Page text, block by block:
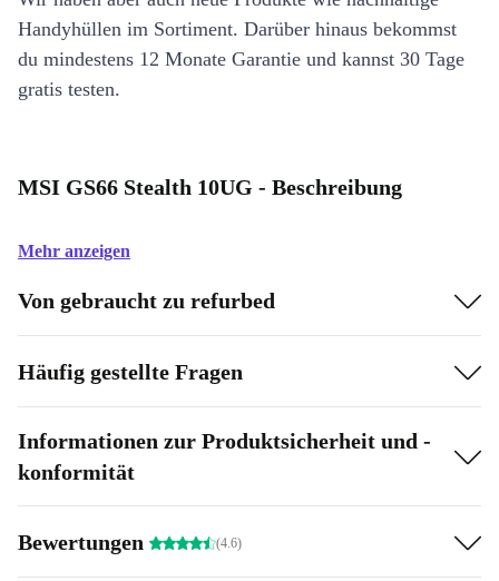
Handyhüllen im Sortiment. Darüber hinaus bekommst
du mindestens 12 Monate Garantie und kannst 30 Tage
gratis testen.
MSI GS66 Stealth 10UG - Beschreibung
Mehr anzeigen
Von gebraucht zu refurbed
Häufig gestellte Fragen
Informationen zur Produktsicherheit und -
konformität
Bewertungen (4.6)